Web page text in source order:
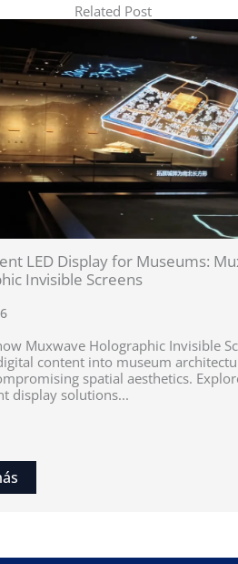
Related Post
LED Display for Museums:
Invisible Screens
Muxwave Holographic Invisible
content into museum
spatial aesthetics.
display solutions...